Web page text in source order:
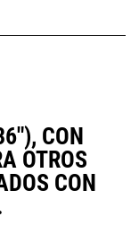
CON
OTROS
CON